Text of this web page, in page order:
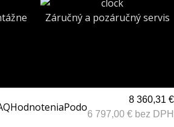
Záručný a pozáručný servis
HodnoteniaPodobné produkty
8 360,31 €
6 797,00 € bez DPH